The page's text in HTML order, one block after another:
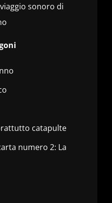
sonoro di
catapulte
numero 2: La